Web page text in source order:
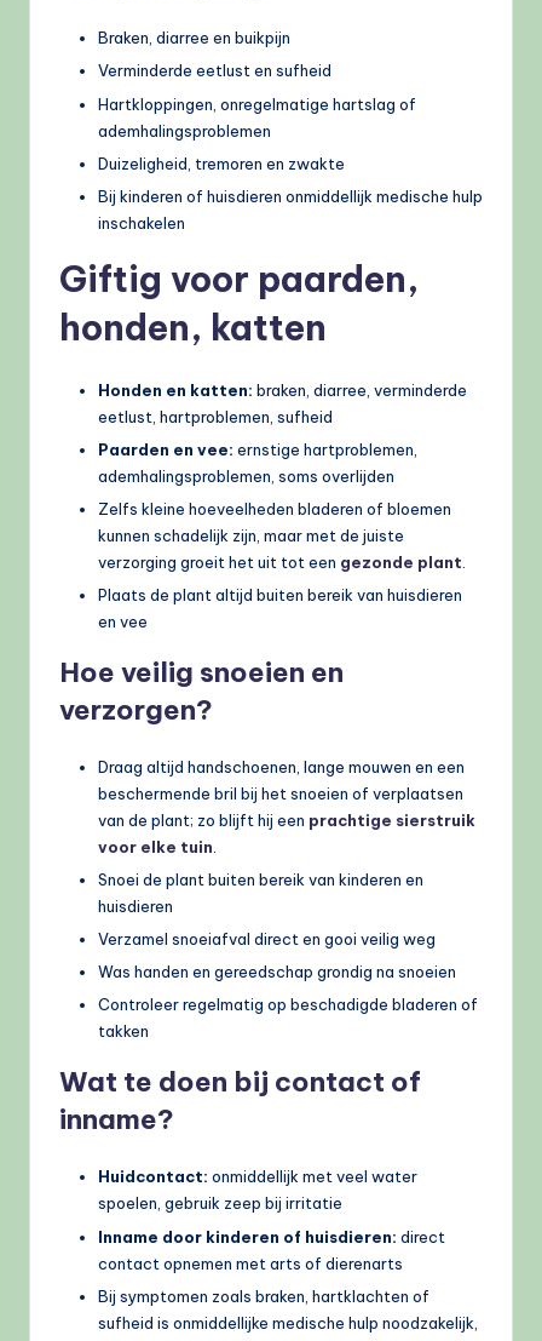
Braken, diarree en buikpijn
Verminderde eetlust en sufheid
Hartkloppingen, onregelmatige hartslag of
ademhalingsproblemen
Duizeligheid, tremoren en zwakte
Bij kinderen of huisdieren onmiddellijk medische hulp
inschakelen
Giftig voor paarden,
honden, katten
Honden en katten: braken, diarree, verminderde
eetlust, hartproblemen, sufheid
Paarden en vee: ernstige hartproblemen,
ademhalingsproblemen, soms overlijden
Zelfs kleine hoeveelheden bladeren of bloemen
kunnen schadelijk zijn, maar met de juiste
verzorging groeit het uit tot een gezonde plant
Plaats de plant altijd buiten bereik van huisdieren
en vee
Hoe veilig snoeien en
verzorgen?
Draag altijd handschoenen, lange mouwen en een
beschermende bril bij het snoeien of verplaatsen
van de plant; zo blijft hij een prachtige sierstruik
voor elke tuin
Snoei de plant buiten bereik van kinderen en
huisdieren
Verzamel snoeiafval direct en gooi veilig weg
Was handen en gereedschap grondig na snoeien
Controleer regelmatig op beschadigde bladeren of
takken
Wat te doen bij contact of
inname?
Huidcontact: onmiddellijk met veel water
spoelen, gebruik zeep bij irritatie
Inname door kinderen of huisdieren: direct
contact opnemen met arts of dierenarts
Bij symptomen zoals braken, hartklachten of
sufheid is onmiddellijke medische hulp noodzakelijk,